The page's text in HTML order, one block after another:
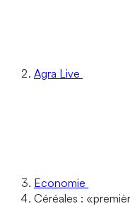
Agra Live
Economie
Céréales :